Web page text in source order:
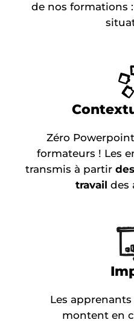
de nos formations
Zéro Powerpoint
formateurs ! Les
transmis à partir
travail des
Les
montent en